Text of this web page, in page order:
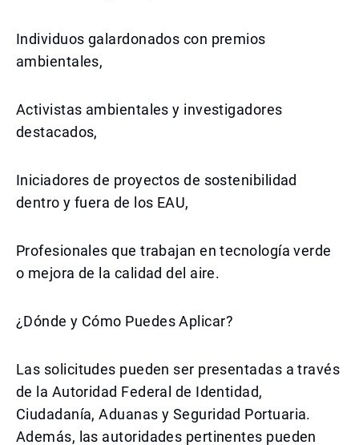
Individuos galardonados con premios
ambientales,
Activistas ambientales y investigadores
destacados,
Iniciadores de proyectos de sostenibilidad
dentro y fuera de los EAU,
Profesionales que trabajan en tecnología verde
o mejora de la calidad del aire.
¿Dónde y Cómo Puedes Aplicar?
Las solicitudes pueden ser presentadas a través
de la Autoridad Federal de Identidad,
Ciudadanía, Aduanas y Seguridad Portuaria.
Además, las autoridades pertinentes pueden